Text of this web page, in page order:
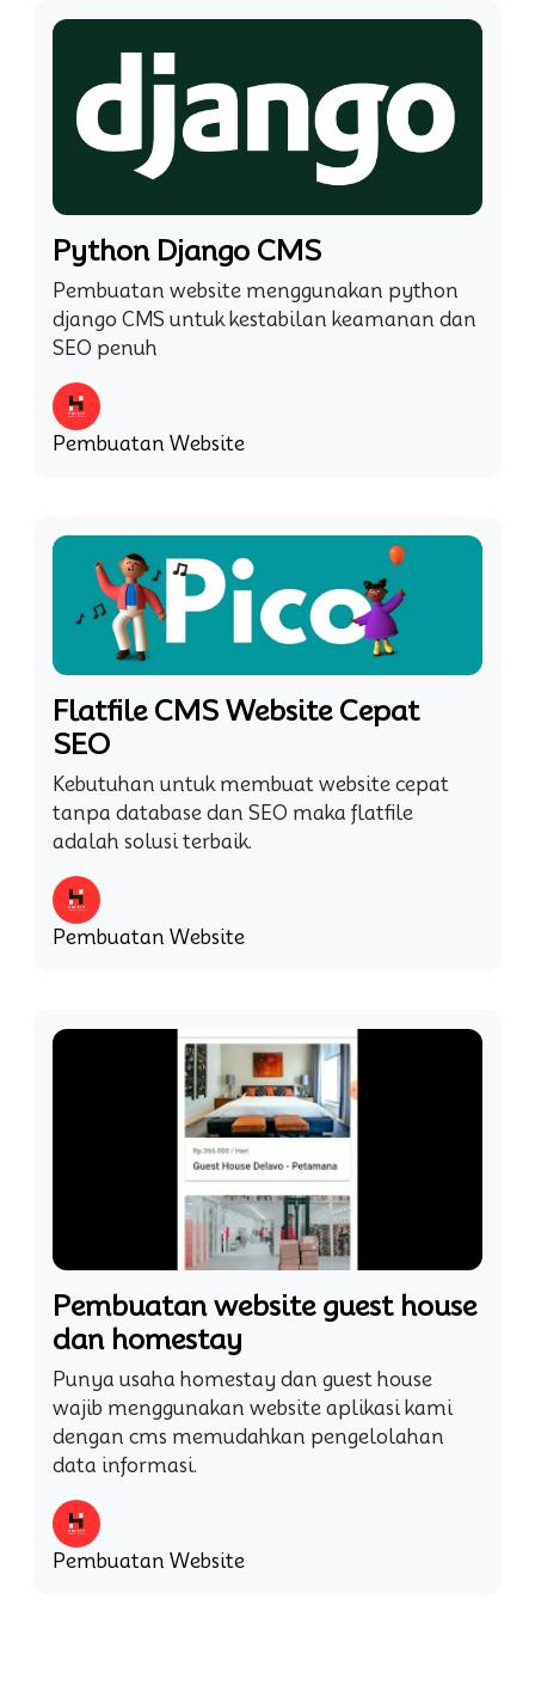
Python Django CMS
Pembuatan website menggunakan python
django CMS untuk kestabilan keamanan dan
SEO penuh
Pembuatan Website
Flatfile CMS Website Cepat
SEO
Kebutuhan untuk membuat website cepat
tanpa database dan SEO maka flatfile
adalah solusi terbaik.
Pembuatan Website
Pembuatan website guest house
dan homestay
Punya usaha homestay dan guest house
wajib menggunakan website aplikasi kami
dengan cms memudahkan pengelolahan
data informasi.
Pembuatan Website